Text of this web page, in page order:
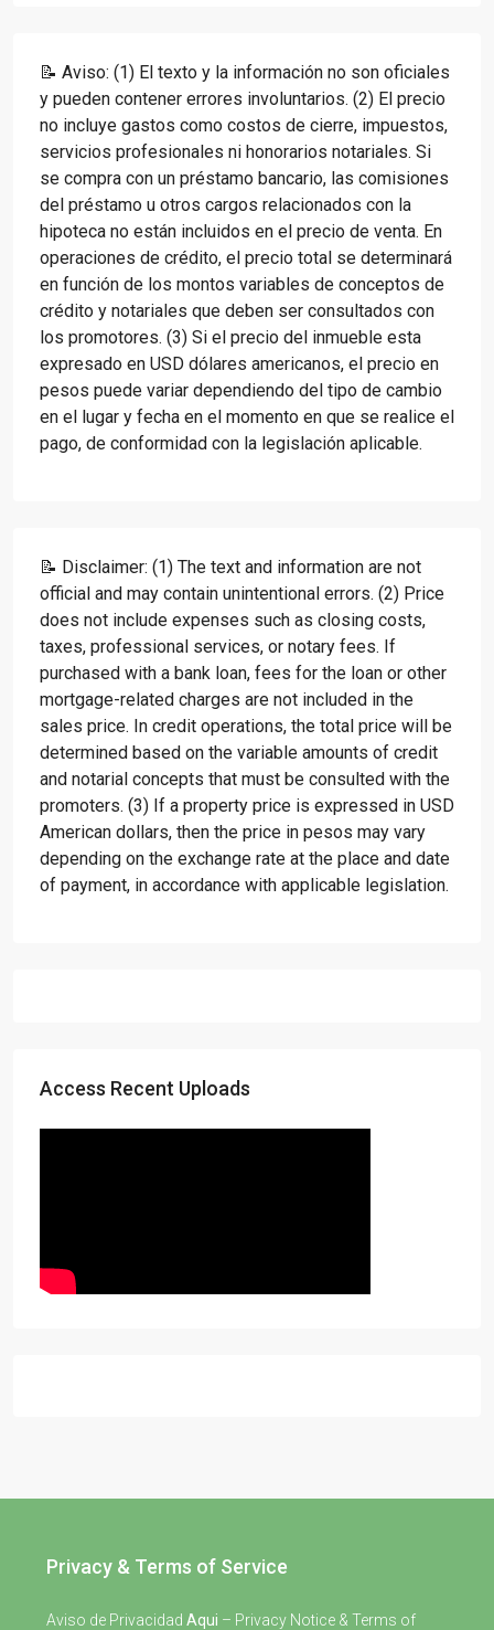
📝 Aviso: (1) El texto y la información no son oficiales
y pueden contener errores involuntarios. (2) El precio
no incluye gastos como costos de cierre, impuestos,
servicios profesionales ni honorarios notariales. Si
se compra con un préstamo bancario, las comisiones
del préstamo u otros cargos relacionados con la
hipoteca no están incluidos en el precio de venta. En
operaciones de crédito, el precio total se determinará
en función de los montos variables de conceptos de
crédito y notariales que deben ser consultados con
los promotores. (3) Si el precio del inmueble esta
expresado en USD dólares americanos, el precio en
pesos puede variar dependiendo del tipo de cambio
en el lugar y fecha en el momento en que se realice el
pago, de conformidad con la legislación aplicable.
📝 Disclaimer: (1) The text and information are not
official and may contain unintentional errors. (2) Price
does not include expenses such as closing costs,
taxes, professional services, or notary fees. If
purchased with a bank loan, fees for the loan or other
mortgage-related charges are not included in the
sales price. In credit operations, the total price will be
determined based on the variable amounts of credit
and notarial concepts that must be consulted with the
promoters. (3) If a property price is expressed in USD
American dollars, then the price in pesos may vary
depending on the exchange rate at the place and date
of payment, in accordance with applicable legislation.
Access Recent Uploads
Privacy & Terms of Service
Aviso de Privacidad Aqui – Privacy Notice & Terms of